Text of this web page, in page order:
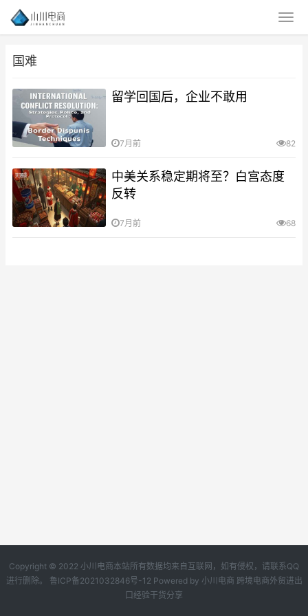
国难
留学回国后，企业不敢用
7月前 82
中美关系稳定期将至？白宫态度
反转
7月前 68
Copyright © 2022 小川电商本站所有数据均来自互联网，如有侵权，请联系QQ
进行删除。 鲁ICP备2021032846号-12 Powered by 小川电商 跨境电商外贸进出
口经验干货分享